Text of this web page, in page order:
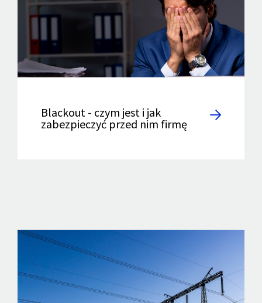
Blackout - czym jest i jak
zabezpieczyć przed nim firmę